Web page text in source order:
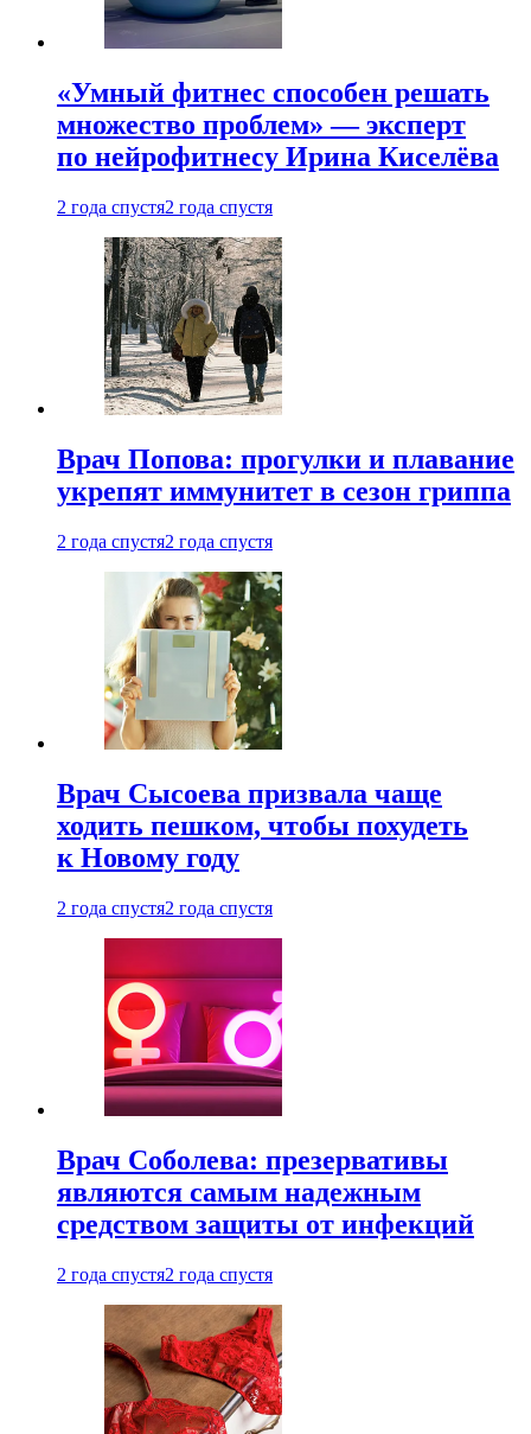
«Умный фитнес способен решать
множество проблем» — эксперт
по нейрофитнесу Ирина Киселёва
2 года спустя2 года спустя
Врач Попова: прогулки и плавание
укрепят иммунитет в сезон гриппа
2 года спустя2 года спустя
Врач Сысоева призвала чаще
ходить пешком, чтобы похудеть
к Новому году
2 года спустя2 года спустя
Врач Соболева: презервативы
являются самым надежным
средством защиты от инфекций
2 года спустя2 года спустя